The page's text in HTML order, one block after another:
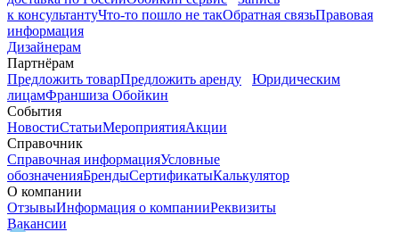
к консультантуЧто-то пошло не такОбратная связьПравовая
информация
Дизайнерам
Партнёрам
Предложить товарПредложить аренду
Юридическим
лицамФраншиза Обойкин
События
НовостиСтатьиМероприятияАкции
Справочник
Справочная информацияУсловные
обозначенияБрендыСертификатыКалькулятор
О компании
ОтзывыИнформация о компанииРеквизиты
Вакансии